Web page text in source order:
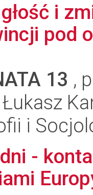
i
pod
13 ,
i
-